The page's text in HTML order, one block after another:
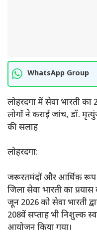
WhatsApp Group
​लोहरदगा में सेवा भारती का
लोगों ने कराई जांच, डॉ.
की सलाह
​लोहरदगा:
जरूरतमंदों और आर्थिक रूप
जिला सेवा भारती का प्रयास
जून 2026 को सेवा भारती
208वें सप्ताह भी निशुल्क
आयोजन किया गया।